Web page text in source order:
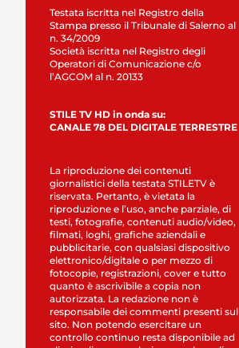
Testata iscritta nel Registro della
Stampa presso il Tribunale di Salerno al
n. 34/2009
Società iscritta nel Registro degli
Operatori di Comunicazione c/o
l’AGCOM al n. 20133
STILE TV HD in onda su:
CANALE 78 DEL DIGITALE TERRESTRE
La riproduzione dei contenuti
giornalistici della testata STILETV è
riservata. Pertanto, è vietata la
riproduzione e l’uso, anche parziale, di
testi, fotografie, contenuti audio/video,
filmati, loghi, grafiche aziendali e
pubblicitarie, con qualsiasi dispositivo
elettronico/digitale o per mezzo di
fotocopie, registrazioni, cover e tutto
quanto è ascrivibile a copia non
autorizzata. La redazione non è
responsabile dei commenti presenti sul
sito. Non potendo esercitare un
controllo continuo resta disponibile ad